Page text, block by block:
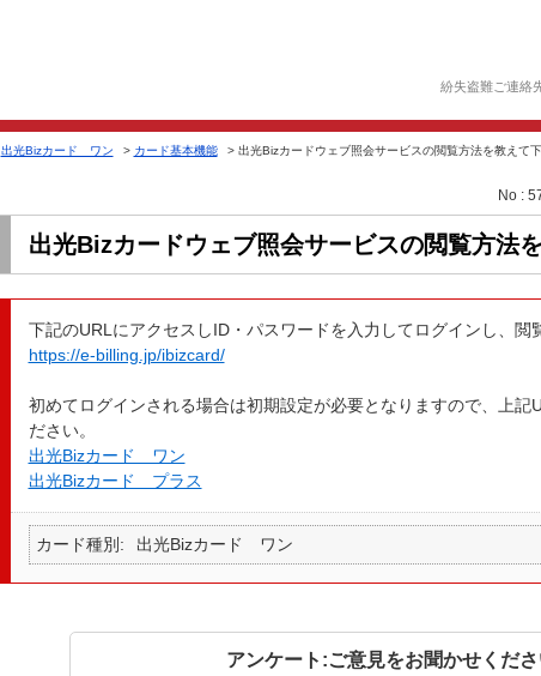
紛失盗難ご連絡
出光Bizカード ワン > カード基本機能 > 出光Bizカードウェブ照会サービスの閲覧方法を教えて
No :
出光Bizカードウェブ照会サービスの閲覧方法
下記のURLにアクセスしID・パスワードを入力してログインし、閲
https://e-billing.jp/ibizcard/
初めてログインされる場合は初期設定が必要となりますので、上記
ださい。
出光Bizカード ワン
出光Bizカード プラス
カード種別 出光Bizカード ワン
アンケート:ご意見をお聞かせくだ